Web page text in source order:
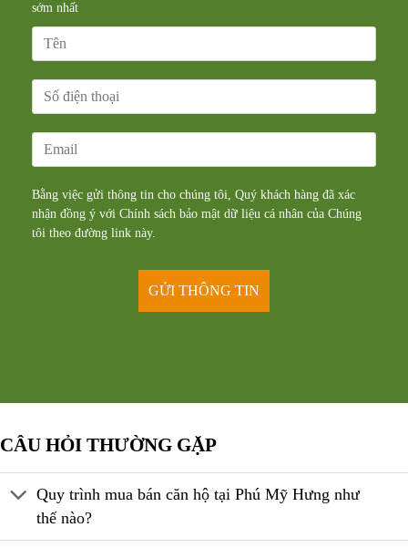
sớm nhất
Bằng việc gửi thông tin cho chúng tôi, Quý khách hàng đã xác
nhận đồng ý với Chính sách bảo mật dữ liệu cá nhân của Chúng
tôi theo đường link này.
CÂU HỎI THƯỜNG GẶP
Quy trình mua bán căn hộ tại Phú Mỹ Hưng như
thế nào?